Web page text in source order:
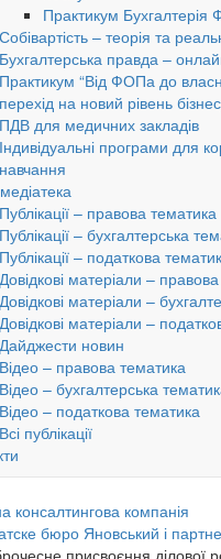
Практикум Бухгалтерія
Собівартість – теорія та
Бухгалтерська правда –
Практикум “Від ФОПа до
перехід на новий рівень
ПДВ для медичних закладів
Індивідуальні програми для
навчання
Публікації – правова тематика
Публікації – бухгалтерська
Публікації – податкова
Довідкові матеріали –
Довідкові матеріали –
Довідкові матеріали –
Дайджести новин
Відео – правова тематика
Відео – бухгалтерська
Відео – податкова тематика
Всі публікації
консалтингова компанія
бюро Яновський і